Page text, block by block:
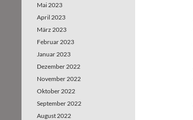
Mai 2023
April 2023
März 2023
Februar 2023
Januar 2023
Dezember 2022
November 2022
Oktober 2022
September 2022
August 2022